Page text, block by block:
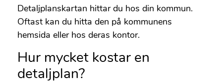
Detaljplanskartan hittar du hos din kommun.
Oftast kan du hitta den på kommunens
hemsida eller hos deras kontor.
Hur mycket kostar en
detaljplan?